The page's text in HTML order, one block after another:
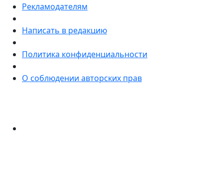
Рекламодателям
Написать в редакцию
Политика конфиденциальности
О соблюдении авторских прав